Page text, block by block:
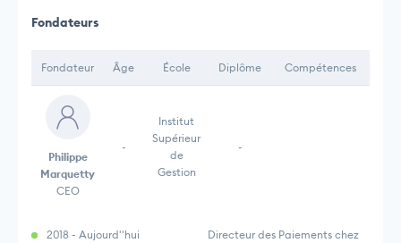
Fondateurs
Fondateur Âge École Diplôme Compétences
Philippe
Marquetty
CEO
-
Institut
Supérieur
de
Gestion
-
2018 - Aujourd''hui
Directeur des Paiements chez